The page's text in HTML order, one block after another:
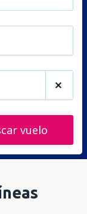
vuelo